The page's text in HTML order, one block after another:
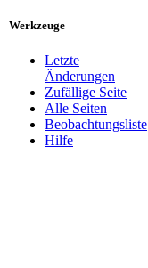
Werkzeuge
Letzte
Änderungen
Zufällige Seite
Alle Seiten
Beobachtungsliste
Hilfe